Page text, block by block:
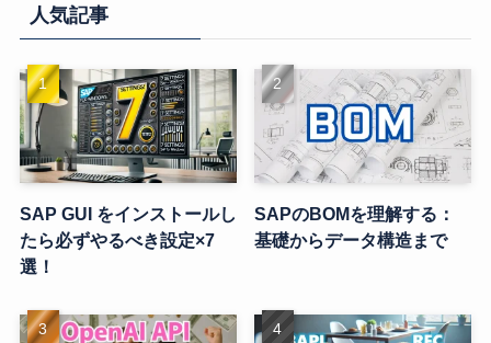
人気記事
SAP GUI をインストールし
たら必ずやるべき設定×7
選！
SAPのBOMを理解する：
基礎からデータ構造まで